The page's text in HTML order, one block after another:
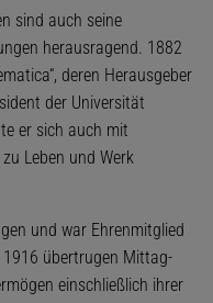
sind auch seine
herausragend. 1882
deren Herausgeber
der Universität
er sich auch mit
Leben und Werk
und war Ehrenmitglied
übertrugen Mittag-
einschließlich ihrer